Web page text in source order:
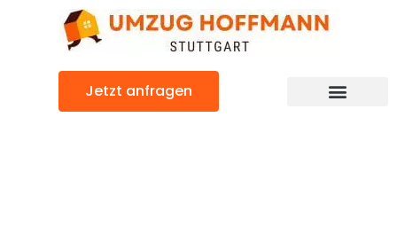
Jetzt anfragen